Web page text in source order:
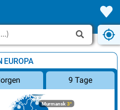
EUROPA
9 Tage
Murmansk 3°